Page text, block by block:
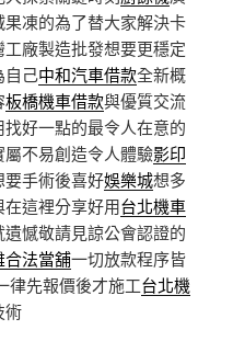
凍的為了替大家解決卡
廠製造批發想要更穩定
自己中和汽車借款全新概
板橋機車借款與優質交流
好一點的最令人在意的
不易創造令人體驗影印
手術後喜好娛樂城想多
這裡分享好用台北機車
遺憾敬請見諒公會認證的
合法當舖一切放款程序皆
律先報價後才施工台北機
術